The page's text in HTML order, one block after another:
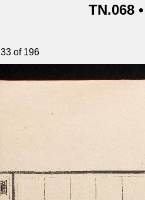
TN.068
of 196